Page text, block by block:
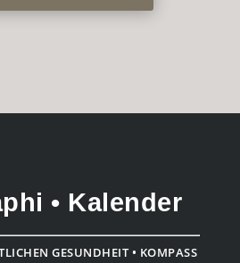
• Kalender
GESUNDHEIT • KOMPASS